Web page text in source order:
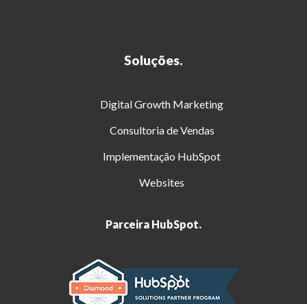
Soluções.
Digital Growth Marketing
Consultoria de Vendas
Implementação HubSpot
Websites
Parceira HubSpot.